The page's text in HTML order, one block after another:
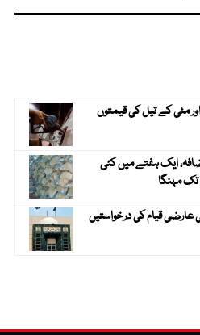
مٹی کے تیل کی قیمتوں
ایک ہفتے میں کئی
عارضی قیام کی درخواستیں